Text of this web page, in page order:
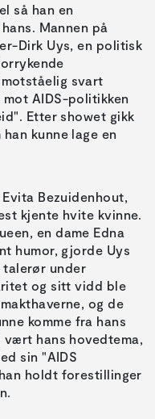
så han en
Mannen på
Dirk Uys, en politisk
svart
AIDS-politikken
Etter showet gikk
kunne lage en
Bezuidenhout,
kjente hvite kvinne.
en dame Edna
humor, gjorde Uys
under
og sitt vidd ble
og de
komme fra hans
vært hans hovedtema,
sin "AIDS
holdt forestillinger